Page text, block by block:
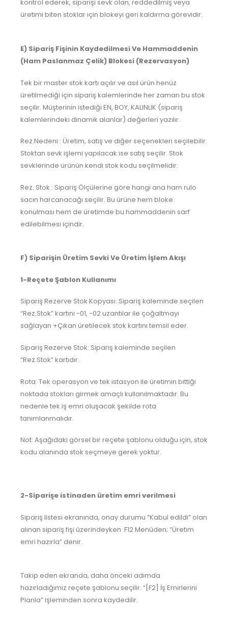
kontrol ederek, siparişi sevk olan, reddedilmiş veya
üretimi biten stoklar için blokeyi geri kaldırma görevidir.
E) Sipariş Fişinin Kaydedilmesi Ve Hammaddenin
(Ham Paslanmaz Çelik) Blokesi (Rezervasyon)
Tek bir master stok kartı açılır ve asıl ürün henüz
üretilmediği için sipariş kalemlerinde her zaman bu stok
seçilir. Müşterinin istediği EN, BOY, KALINLIK (sipariş
kalemlerindeki dinamik alanlar) değerleri yazılır.
Rez.Nedeni : Üretim, satış ve diğer seçenekleri seçilebilir.
Stoktan sevk işlemi yapılacak ise satış seçilir. Stok
sevklerinde ürünün kendi stok kodu seçilmelidir.
Rez. Stok : Sipariş Ölçülerine göre hangi ana ham rulo
sacın harcanacağı seçilir. Bu ürüne hem bloke
konulması hem de üretimde bu hammaddenin sarf
edilebilmesi içindir.
F) Siparişin Üretim Sevki Ve Üretim İşlem Akışı
1-Reçete Şablon Kullanımı
Sipariş Rezerve Stok Kopyası: Sipariş kaleminde seçilen
“Rez.Stok” kartını -01, -02 uzantılar ile çoğaltmayı
sağlayan +Çıkan üretilecek stok kartını temsil eder.
Sipariş Rezerve Stok: Sipariş kaleminde seçilen
“Rez.Stok” kartıdır.
Rota: Tek operasyon ve tek istasyon ile üretimin bittiği
noktada stokları girmek amaçlı kullanılmaktadır. Bu
nedenle tek iş emri oluşacak şekilde rota
tanımlanmalıdır.
Not: Aşağıdaki görsel bir reçete şablonu olduğu için, stok
kodu alanında stok seçmeye gerek yoktur.
2-Siparişe istinaden üretim emri verilmesi
Sipariş listesi ekranında, onay durumu “Kabul edildi” olan
alınan sipariş fişi üzerindeyken F12 Menüden; “Üretim
emri hazırla” denir.
Takip eden ekranda, daha önceki adımda
hazırladığımız reçete şablonu seçilir. “[F2] İş Emirlerini
Planla” işleminden sonra kaydedilir.